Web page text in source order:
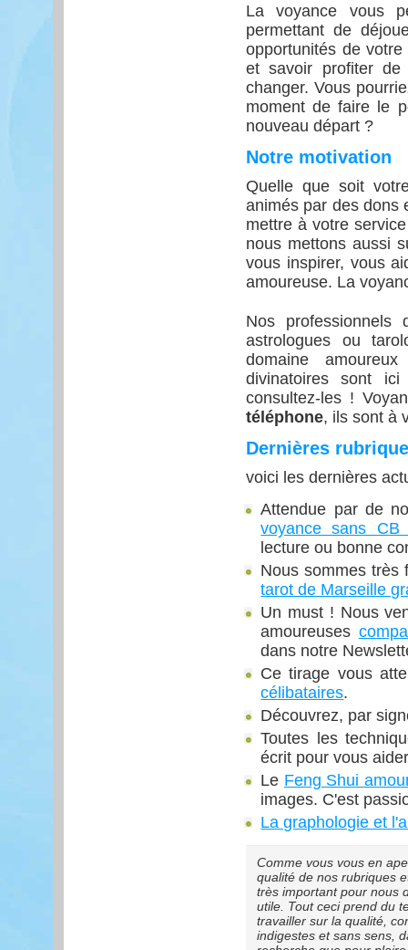
La voyance vous
permettant de
opportunités de
et savoir profiter
changer. Vous
moment de faire le
nouveau départ ?
Notre motivation
Quelle que soit
animés par des dons
mettre à votre
nous mettons aussi
vous inspirer, vous
amoureuse. La
Nos professionnels
astrologues ou
domaine
divinatoires sont
consultez-les !
téléphone, ils sont à
Dernières
voici les dernières
Attendue par de
voyance sans CB
lecture ou bonne
Nous sommes très
tarot de Marseille
Un must ! Nous
amoureuses
dans notre
Ce tirage vous
célibataires.
Découvrez, par
Toutes les
écrit pour vous
Le Feng Shui
images. C'est
La graphologie et
Comme vous vous en
qualité de nos rubriques
très important pour nous
utile. Tout ceci prend du
travailler sur la qualité,
indigestes et sans sens,